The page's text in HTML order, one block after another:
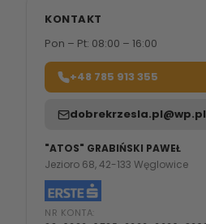
KONTAKT
Pon – Pt: 08:00 – 16:00
+48 785 913 355
dobrekrzesla.pl@wp.pl
"ATOS" GRABIŃSKI PAWEŁ
Jezioro 68, 42-133 Węglowice
NR KONTA: